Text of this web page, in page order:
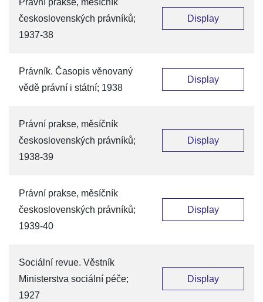
Právní prakse, měsíčník
československých právníků;
1937-38
Display
Právník. Časopis věnovaný
vědě právní i státní; 1938
Display
Právní prakse, měsíčník
československých právníků;
1938-39
Display
Právní prakse, měsíčník
československých právníků;
1939-40
Display
Sociální revue. Věstník
Ministerstva sociální péče;
1927
Display